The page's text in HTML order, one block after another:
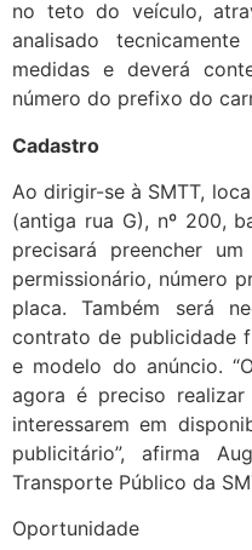
no teto do veículo,
analisado
medidas e deverá
número do prefixo do
Cadastro
Ao dirigir-se à SMTT,
(antiga rua G), nº 200,
precisará preencher
permissionário, número
placa. Também será
contrato de publicidade
e modelo do anúncio.
agora é preciso
interessarem em
publicitário”, afirma
Transporte Público da
Oportunidade